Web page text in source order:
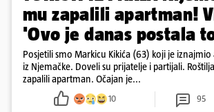
mu zapalili apartman!
'Ovo je danas postala
Posjetili smo Markicu Kikića (63) koji je
iz Njemačke. Doveli su prijatelje i partijali.
zapalili apartman. Očajan je...
10 95